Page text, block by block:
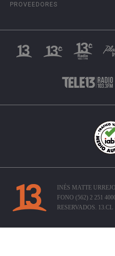
PROVEEDORES
INÉS MATTE
FONO (562) 2 251
RESERVADOS. 13.CL